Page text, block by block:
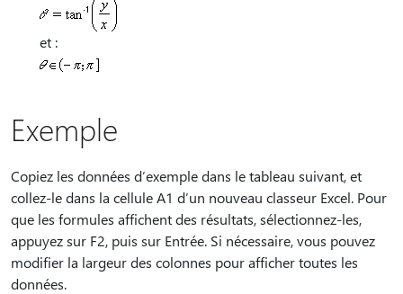
et :
Exemple
Copiez les données d’exemple dans le tableau suivant, et
collez-le dans la cellule A1 d’un nouveau classeur Excel. Pour
que les formules affichent des résultats, sélectionnez-les,
appuyez sur F2, puis sur Entrée. Si nécessaire, vous pouvez
modifier la largeur des colonnes pour afficher toutes les
données.